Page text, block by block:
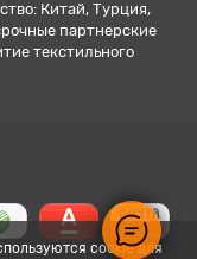
cookie для
Китай, Турция,
партнерские
текстильного